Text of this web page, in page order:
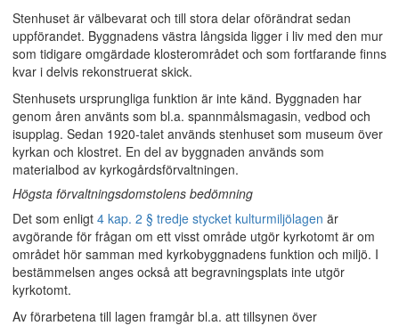
Stenhuset är välbevarat och till stora delar oförändrat sedan
uppförandet. Byggnadens västra långsida ligger i liv med den mur
som tidigare omgärdade klosterområdet och som fortfarande finns
kvar i delvis rekonstruerat skick.
Stenhusets ursprungliga funktion är inte känd. Byggnaden har
genom åren använts som bl.a. spannmålsmagasin, vedbod och
isupplag. Sedan 1920-talet används stenhuset som museum över
kyrkan och klostret. En del av byggnaden används som
materialbod av kyrkogårdsförvaltningen.
Högsta förvaltningsdomstolens bedömning
Det som enligt 4 kap. 2 § tredje stycket kulturmiljölagen är
avgörande för frågan om ett visst område utgör kyrkotomt är om
området hör samman med kyrkobyggnadens funktion och miljö. I
bestämmelsen anges också att begravningsplats inte utgör
kyrkotomt.
Av förarbetena till lagen framgår bl.a. att tillsynen över